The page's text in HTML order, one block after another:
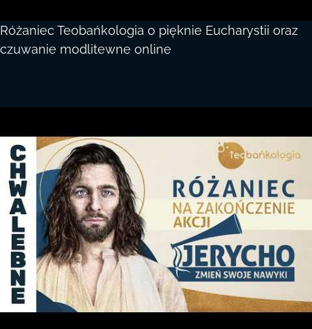
Różaniec Teobańkologia o pięknie Eucharystii oraz
czuwanie modlitewne online